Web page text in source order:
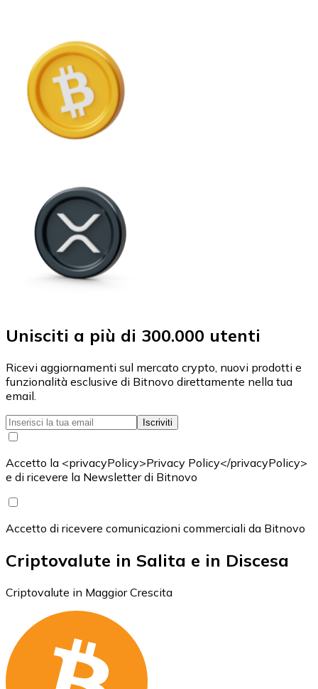
Unisciti a più di 300.000 utenti
Ricevi aggiornamenti sul mercato crypto, nuovi prodotti e
funzionalità esclusive di Bitnovo direttamente nella tua
email.
Iscriviti
Accetto la <privacyPolicy>Privacy Policy</privacyPolicy>
e di ricevere la Newsletter di Bitnovo
Accetto di ricevere comunicazioni commerciali da Bitnovo
Criptovalute in Salita e in Discesa
Criptovalute in Maggior Crescita